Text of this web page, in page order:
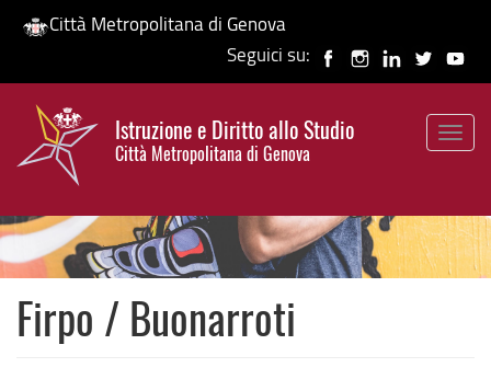
Salta
contenuto
principale
Città Metropolitana di Genova
Seguici su:
Istruzione e Diritto allo Studio
Città Metropolitana di Genova
HP banner
Firpo / Buonarroti